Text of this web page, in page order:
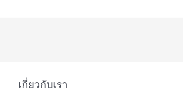
เกี่ยวกับเรา